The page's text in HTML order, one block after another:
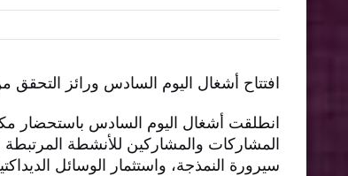
افتتاح أشغال اليوم السادس ورائز التحقق
انطلقت أشغال اليوم السادس باستحضار
المشاركات والمشاركين للأنشطة المرتبطة
سيرورة النمذجة، واستثمار الوسائل